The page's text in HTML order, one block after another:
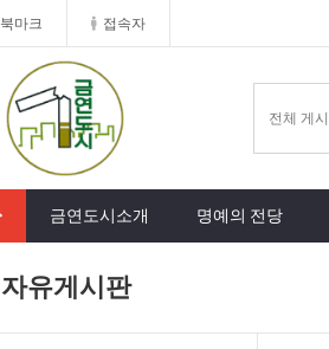
북마크 접속자
금연도시소개 명예의 전당
자유게시판